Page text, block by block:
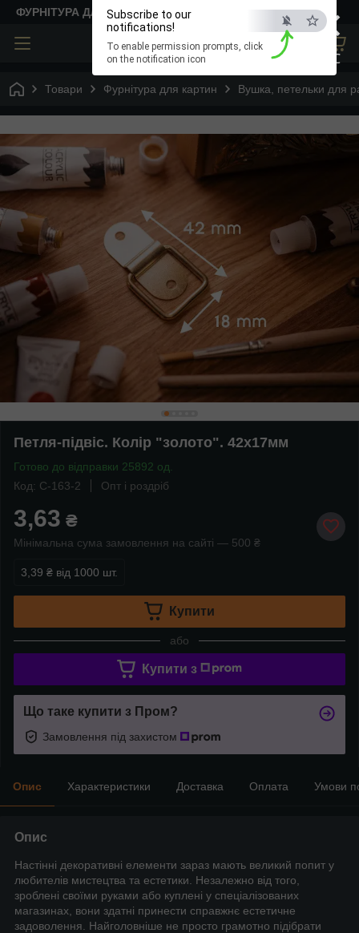
×
ESC
Subscribe to our
notifications!
To enable permission prompts, click
on the notification icon
ФУРНІТУРА ДЛЯ ТВОРЧОСТІ
Товари Фурнітура для картин Вушка, петельки для
Петля-підвіс. Колір "золото". 42х17мм
Готово до відправки 25892 од.
Код: C-163-2
Опт і роздріб
3,63 ₴
Мінімальна сума замовлення на сайті — 500 ₴
3,39 ₴ від 1000 шт.
Купити
або
Купити з
Що таке купити з Пром?
Замовлення під захистом
Опис Характеристики Доставка Оплата Умови
Опис
Настінні декоративні елементи зараз мають великий попит у
любителів мистецтва та естетики. Незалежно від того,
зроблені своїми руками або куплені у спеціалізованих
магазинах, вони здатні принести справжнє естетичне
задоволення. Найголовніше не просто грамотно підібрати